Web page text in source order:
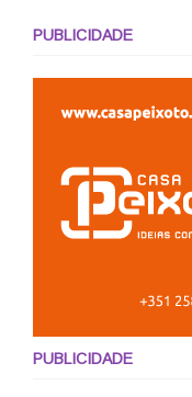
PUBLICIDADE
PUBLICIDADE